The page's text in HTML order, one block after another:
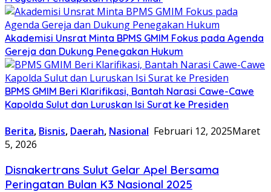
Akademisi Unsrat Minta BPMS GMIM Fokus pada Agenda
Gereja dan Dukung Penegakan Hukum
BPMS GMIM Beri Klarifikasi, Bantah Narasi Cawe-Cawe
Kapolda Sulut dan Luruskan Isi Surat ke Presiden
Berita, Bisnis, Daerah, Nasional Februari 12, 2025Maret
5, 2026
Disnakertrans Sulut Gelar Apel Bersama
Peringatan Bulan K3 Nasional 2025